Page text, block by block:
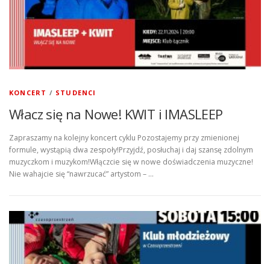
KONCERT / STUDENCI
Włacz się na Nowe! KWIT i IMASLEEP
Zapraszamy na kolejny koncert cyklu Pozostajemy przy zmienionej
formule, wystąpią dwa zespoły!Przyjdź, posłuchaj i daj szansę zdolnym
muzyczkom i muzykom!Włączcie się w nowe doświadczenia muzyczne!
Nie wahajcie się “nawrzucać” artystom – …